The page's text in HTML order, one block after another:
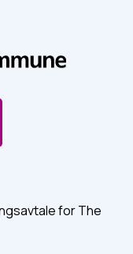
for The